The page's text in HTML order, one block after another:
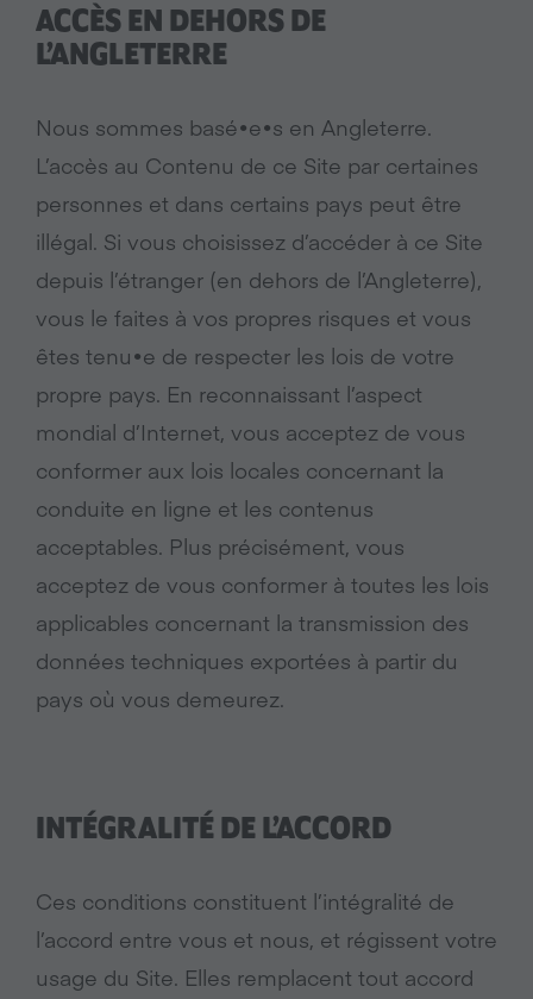
ACCÈS EN DEHORS DE
L’ANGLETERRE
Nous sommes basé•e•s en Angleterre.
L’accès au Contenu de ce Site par certaines
personnes et dans certains pays peut être
illégal. Si vous choisissez d’accéder à ce Site
depuis l’étranger (en dehors de l’Angleterre),
vous le faites à vos propres risques et vous
êtes tenu•e de respecter les lois de votre
propre pays. En reconnaissant l’aspect
mondial d’Internet, vous acceptez de vous
conformer aux lois locales concernant la
conduite en ligne et les contenus
acceptables. Plus précisément, vous
acceptez de vous conformer à toutes les lois
applicables concernant la transmission des
données techniques exportées à partir du
pays où vous demeurez.
INTÉGRALITÉ DE L’ACCORD
Ces conditions constituent l’intégralité de
l’accord entre vous et nous, et régissent votre
usage du Site. Elles remplacent tout accord